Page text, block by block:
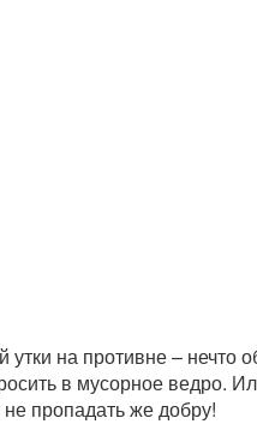
утки на противне – нечто
в мусорное ведро.
пропадать же добру!